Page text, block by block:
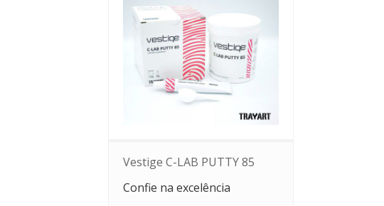
Vestige C-LAB PUTTY 85
Confie na excelência